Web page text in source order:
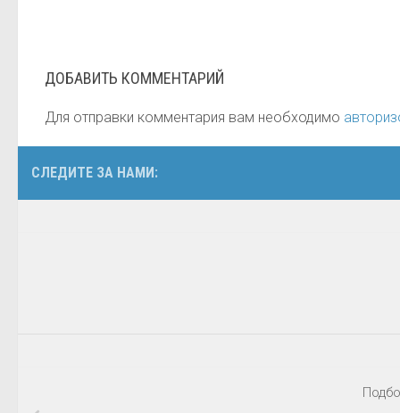
ДОБАВИТЬ КОММЕНТАРИЙ
Для отправки комментария вам необходимо
СЛЕДИТЕ ЗА НАМИ: